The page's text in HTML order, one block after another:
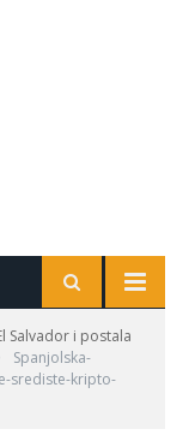
Salvador i postala
Spanjolska-
srediste-kripto-